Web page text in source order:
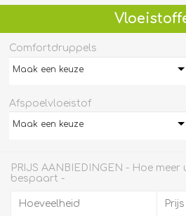
Comfortdruppels
Maak een keuze
Afspoelvloeistof
Maak een keuze
PRIJS AANBIEDINGEN - Hoe
bespaart -
Hoeveelheid Prijs